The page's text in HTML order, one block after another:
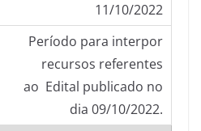
11/10/2022
Período para interpor
recursos referentes
ao Edital publicado no
dia 09/10/2022.